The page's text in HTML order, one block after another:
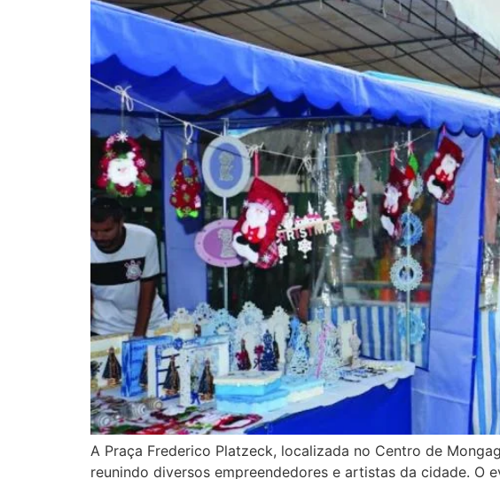
A Praça Frederico Platzeck, localizada no Centro de
reunindo diversos empreendedores e artistas da cidade. O